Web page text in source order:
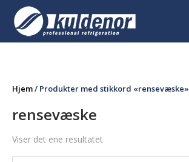
content
Hjem/ Produkter med stikkord «rensevæske»
rensevæske
Viser det ene resultatet